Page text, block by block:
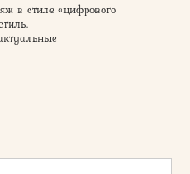
в стиле «цифрового